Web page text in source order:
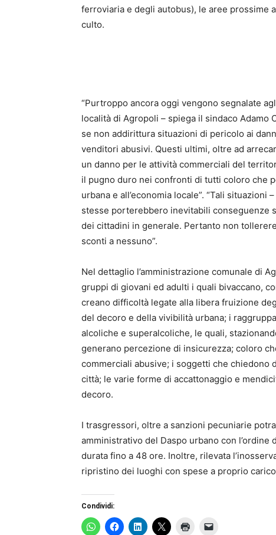
ferroviaria e degli autobus), le aree prossime
culto.
“Purtroppo ancora oggi vengono segnalate
località di Agropoli – spiega il sindaco
se non addirittura situazioni di pericolo ai
venditori abusivi. Questi ultimi, oltre ad
un danno per le attività commerciali del
il pugno duro nei confronti di tutti coloro che
urbana e all’economia locale”. “Tali
stesse porterebbero inevitabili conseguenze
dei cittadini in generale. Pertanto non
sconti a nessuno”.
Nel dettaglio l’amministrazione comunale di
gruppi di giovani ed adulti i quali bivaccano,
creano difficoltà legate alla libera fruizione
del decoro e della vivibilità urbana; i
alcoliche e superalcoliche, le quali,
generano percezione di insicurezza; coloro
commerciali abusive; i soggetti che chiedono
città; le varie forme di accattonaggio e
decoro.
I trasgressori, oltre a sanzioni pecuniarie
amministrativo del Daspo urbano con
durata fino a 48 ore. Inoltre, rilevata
ripristino dei luoghi con spese a proprio
Condividi: